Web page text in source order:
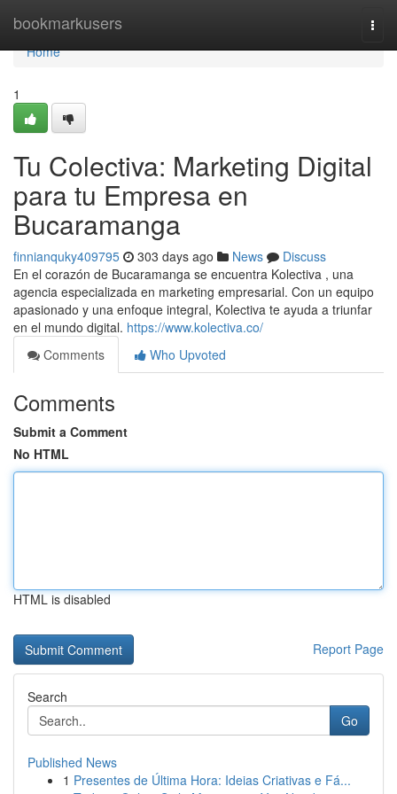
bookmarkusers
Home
Home
1
Tu Colectiva: Marketing Digital
para tu Empresa en
Bucaramanga
finnianquky409795 303 days ago News
Discuss
En el corazón de Bucaramanga se encuentra Kolectiva , una
agencia especializada en marketing empresarial. Con un equipo
apasionado y una enfoque integral, Kolectiva te ayuda a triunfar
en el mundo digital. https://www.kolectiva.co/
Comments
Who Upvoted
Comments
Submit a Comment
No HTML
HTML is disabled
Report Page
Search
Go
Published News
1 Presentes de Última Hora: Ideias Criativas e Fá...